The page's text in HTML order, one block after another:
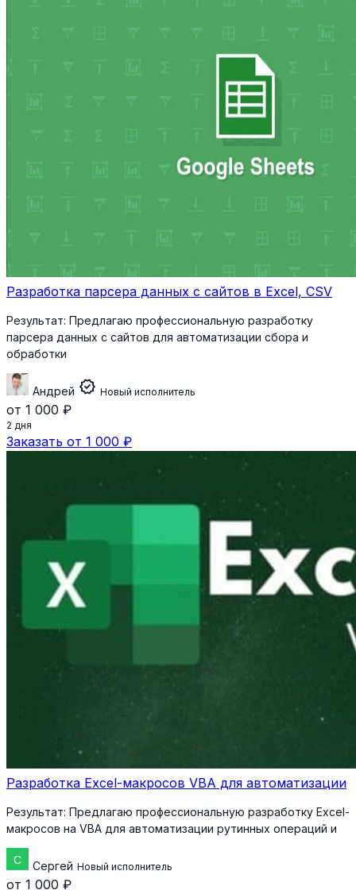
Разработка парсера данных с сайтов в Excel, CSV
Результат: Предлагаю профессиональную разработку
парсера данных с сайтов для автоматизации сбора и
обработки
Андрей verified Новый исполнитель
от 1 000 ₽
2 дня
Заказать от 1 000 ₽
Разработка Excel-макросов VBA для автоматизации
Результат: Предлагаю профессиональную разработку Excel-
макросов на VBA для автоматизации рутинных операций и
Сергей Новый исполнитель
от 1 000 ₽